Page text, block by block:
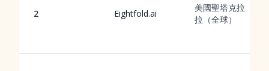
2 Eightfold.ai
美國聖塔克拉
拉（全球）